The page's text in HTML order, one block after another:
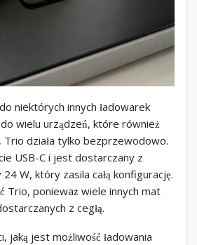
niektórych innych ładowarek
wielu urządzeń, które również
Trio działa tylko bezprzewodowo.
USB-C i jest dostarczany z
W, który zasila całą konfigurację.
Trio, ponieważ wiele innych mat
z cegłą.
jaką jest możliwość ładowania